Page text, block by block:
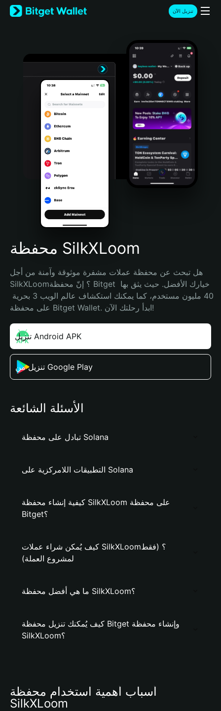
English
日本語
Türkçe
Português (Portugal)
Bahasa Indonesia
Português (Brasil)
Español (Argentina)
تنزيل الآن
محفظة SilkXLoom
هل تبحث عن محفظة عملات مشفرة موثوقة وآمنة من أجل
SilkXLoom؟ إنّ محفظة Bitget خيارك الأفضل. حيث يثق بها
على محفظة Bitget Wallet. ابدأ رحلتك الآن!
تنزيل Android APK
تنزيل من Google Play
الأسئلة الشائعة
تبادل على محفظة Solana
التطبيقات اللامركزية على Solana
كيفية إنشاء محفظة SilkXLoom على محفظة
Bitget؟
كيف يُمكن شراء عملات SilkXLoom؟ (فقط
لمشروع العملة)
ما هي أفضل محفظة SilkXLoom؟
كيف يُمكنك تنزيل محفظة Bitget وإنشاء محفظة
SilkXLoom؟
أسباب أهمية استخدام محفظة
SilkXLoom